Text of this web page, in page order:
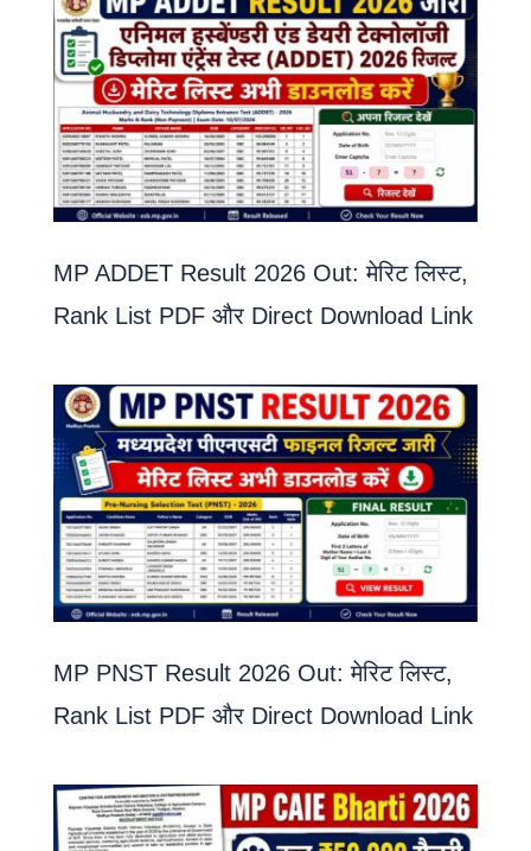
MP ADDET Result 2026 Out: मेरिट लिस्ट,
Rank List PDF और Direct Download Link
MP PNST Result 2026 Out: मेरिट लिस्ट,
Rank List PDF और Direct Download Link